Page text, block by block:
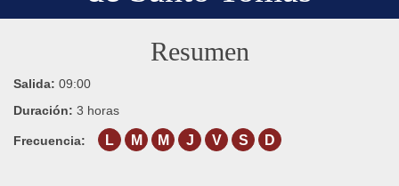
Resumen
Salida: 09:00
Duración: 3 horas
Frecuencia: L M M J V S D